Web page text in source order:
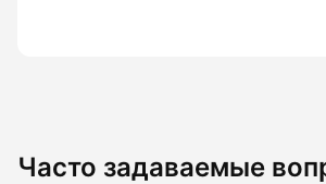
Часто задаваемые